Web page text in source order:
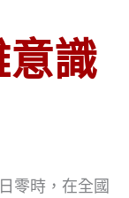
識
零時，在全國